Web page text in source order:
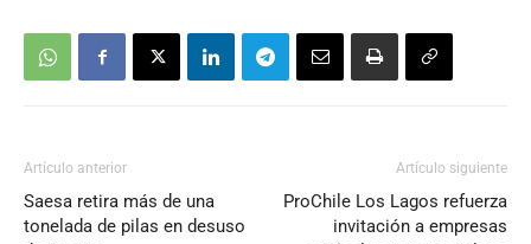
Artículo anterior
Saesa retira más de una
tonelada de pilas en desuso
Artículo siguiente
ProChile Los Lagos refuerza
invitación a empresas